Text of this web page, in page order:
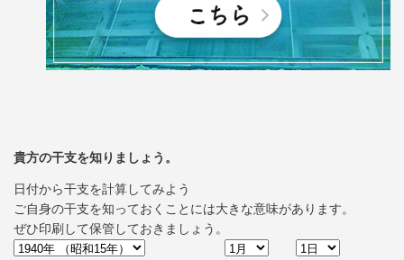
貴方の干支を知りましょう。
日付から干支を計算してみよう
ご自身の干支を知っておくことには大きな意味があります。
ぜひ印刷して保管しておきましょう。